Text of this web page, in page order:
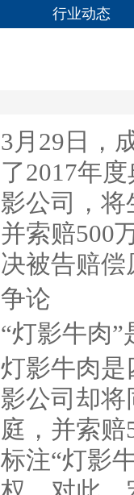
行业动态
3月29日，
了2017年
影公司，
并索赔500
决被告赔偿
争论
“灯影牛肉
灯影牛肉是
影公司却
庭，并索
标注“灯影